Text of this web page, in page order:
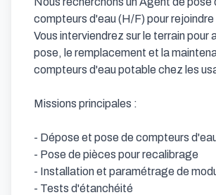
compteurs d'eau (H/F) pour rejoindre
Vous interviendrez sur le terrain pour
pose, le remplacement et la
compteurs d'eau potable chez les
Missions principales :
- Dépose et pose de compteurs
- Pose de pièces pour recalibrage
- Installation et paramétrage de
- Tests d'étanchéité